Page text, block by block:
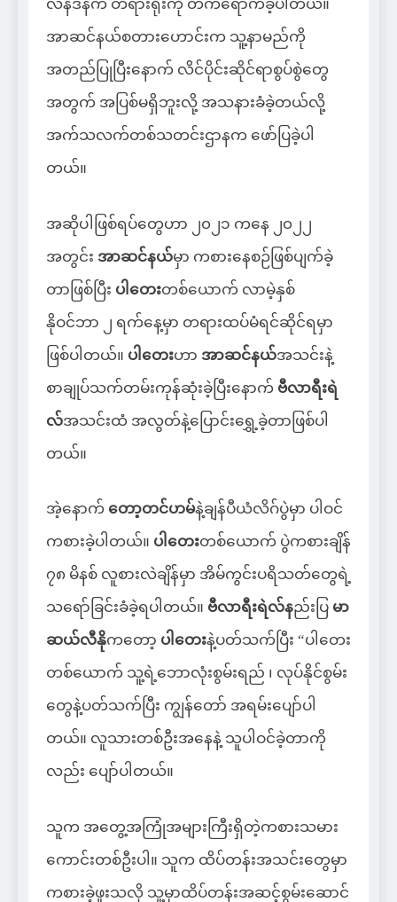
လန်ဒန်က တရားရုံးကို တက်ရောက်ခဲ့ပါတယ်။
အာဆင်နယ်စတားဟောင်းက သူ့နာမည်ကို
အတည်ပြုပြီးနောက် လိင်ပိုင်းဆိုင်ရာစွပ်စွဲတွေ
အတွက် အပြစ်မရှိဘူးလို့ အသနားခံခဲ့တယ်လို့
အက်သလက်တစ်သတင်းဌာနက ဖော်ပြခဲ့ပါ
တယ်။
အဆိုပါဖြစ်ရပ်တွေဟာ ၂၀၂၁ ကနေ ၂၀၂၂
အတွင်း အာဆင်နယ်မှာ ကစားနေစဉ်ဖြစ်ပျက်ခဲ့
တာဖြစ်ပြီး ပါတေးတစ်ယောက် လာမဲ့နှစ်
နိုဝင်ဘာ ၂ ရက်နေ့မှာ တရားထပ်မံရင်ဆိုင်ရမှာ
ဖြစ်ပါတယ်။ ပါတေးဟာ အာဆင်နယ်အသင်းနဲ့
စာချုပ်သက်တမ်းကုန်ဆုံးခဲ့ပြီးနောက် ဗီလာရီးရဲ
လ်အသင်းထံ အလွတ်နဲ့ပြောင်းရွှေ့ခဲ့တာဖြစ်ပါ
တယ်။
အဲ့နောက် တော့တင်ဟမ်နဲ့ချန်ပီယံလိဂ်ပွဲမှာ ပါဝင်
ကစားခဲ့ပါတယ်။ ပါတေးတစ်ယောက် ပွဲကစားချိန်
၇၈ မိနစ် လူစားလဲချိန်မှာ အိမ်ကွင်းပရိသတ်တွေရဲ့
သရော်ခြင်းခံခဲ့ရပါတယ်။ ဗီလာရီးရဲလ်နည်းပြ မာ
ဆယ်လီနိုကတော့ ပါတေးနဲ့ပတ်သက်ပြီး “ပါတေး
တစ်ယောက် သူ့ရဲ့ဘောလုံးစွမ်းရည် ၊ လုပ်နိုင်စွမ်း
တွေနဲ့ပတ်သက်ပြီး ကျွန်တော် အရမ်းပျော်ပါ
တယ်။ လူသားတစ်ဦးအနေနဲ့ သူပါဝင်ခဲ့တာကို
လည်း ပျော်ပါတယ်။
သူက အတွေ့အကြုံအများကြီးရှိတဲ့ကစားသမား
ကောင်းတစ်ဦးပါ။ သူက ထိပ်တန်းအသင်းတွေမှာ
ကစားခဲ့ဖူးသလို သူ့မှာထိပ်တန်းအဆင့်စွမ်းဆောင်